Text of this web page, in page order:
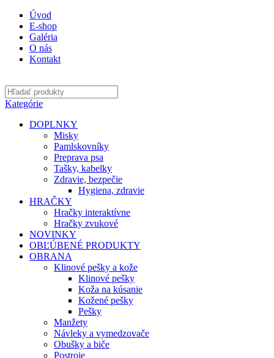
Úvod
E-shop
Galéria
O nás
Kontakt
Kategórie
DOPLNKY
Misky
Pamlskovníky
Preprava psa
Tašky, kabelky
Zdravie, bezpečie
Hygiena, zdravie
HRAČKY
Hračky interaktívne
Hračky zvukové
NOVINKY
OBĽÚBENÉ PRODUKTY
OBRANA
Klinové pešky a kože
Klinové pešky
Koža na kúsanie
Kožené pešky
Pešky
Manžety
Návleky a vymedzovače
Obušky a biče
Postroje